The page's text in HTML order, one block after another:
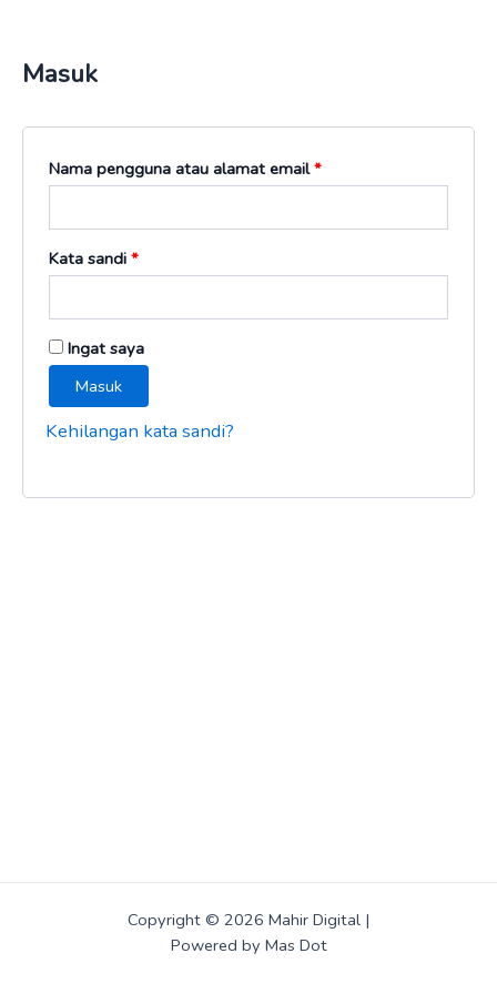
konten
Masuk
Nama pengguna atau alamat email*
Kata sandi *
Ingat saya
Masuk
Kehilangan kata sandi?
Copyright © 2026 Mahir Digital |
Powered by Mas Dot